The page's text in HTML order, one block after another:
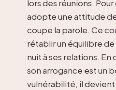
lors des réunions.
adopte une attitude
coupe la parole. Ce
rétablir un équilibre de
nuit à ses relations.
son arrogance est un
vulnérabilité, il